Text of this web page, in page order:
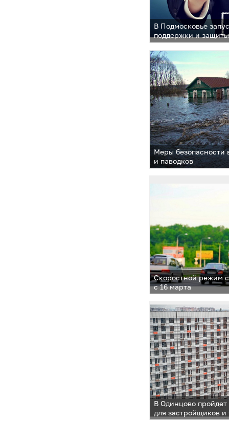
В Подмосковье
поддержки и
Меры безопасности
и паводков
Скоростной режим
с 16 марта
В Одинцово пройдет
для застройщиков и